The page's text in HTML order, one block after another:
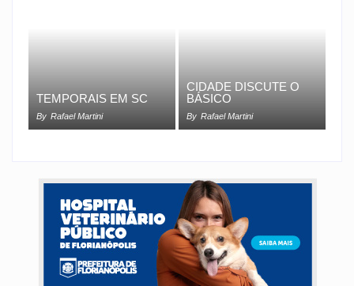
TEMPORAIS EM SC
By Rafael Martini
CIDADE DISCUTE O
BÁSICO
By Rafael Martini